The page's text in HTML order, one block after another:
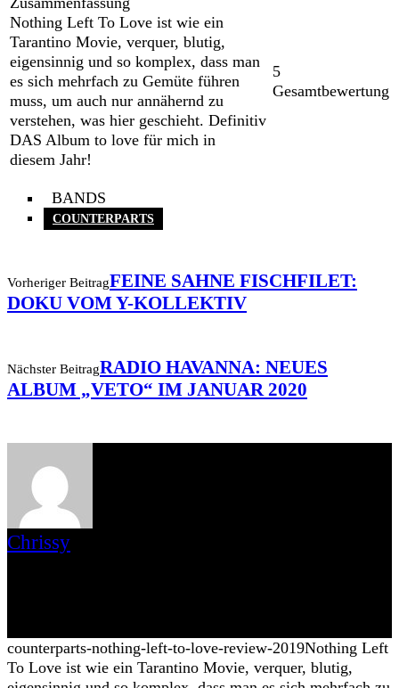
Nothing Left To Love ist wie ein
Tarantino Movie, verquer, blutig,
eigensinnig und so komplex, dass man
es sich mehrfach zu Gemüte führen
muss, um auch nur annähernd zu
verstehen, was hier geschieht. Definitiv
DAS Album to love für mich in
diesem Jahr!
5
Gesamtbewertung
BANDS
COUNTERPARTS
Vorheriger BeitragFEINE SAHNE FISCHFILET:
DOKU VOM Y-KOLLEKTIV
Nächster BeitragRADIO HAVANNA: NEUES
ALBUM „VETO“ IM JANUAR 2020
Chrissy
counterparts-nothing-left-to-love-review-2019Nothing Left
To Love ist wie ein Tarantino Movie, verquer, blutig,